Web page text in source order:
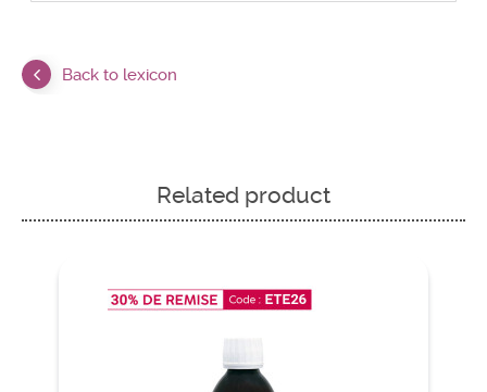
Back to lexicon
Related product